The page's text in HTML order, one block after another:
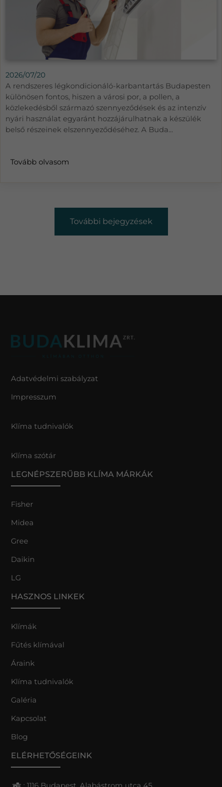
2026/07/20
A rendszeres légkondicionáló-karbantartás Budapesten
különösen fontos, hiszen a városi por, a pollen, a
közlekedésből származó szennyeződések és az intenzív
nyári használat egyaránt hozzájárulhatnak a készülék
belső részeinek elszennyeződéséhez. A Buda...
Tovább olvasom
További bejegyzések
Adatvédelmi szabályzat
Impresszum
Klíma tudnivalók
Klíma szótár
LEGNÉPSZERŰBB KLÍMA MÁRKÁK
Fisher
Midea
Gree
Daikin
LG
HASZNOS LINKEK
Klímák
Fűtés klímával
Áraink
Klíma tudnivalók
Galéria
Kapcsolat
Blog
ELÉRHETŐSÉGEINK